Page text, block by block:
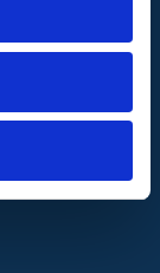
su prikupili